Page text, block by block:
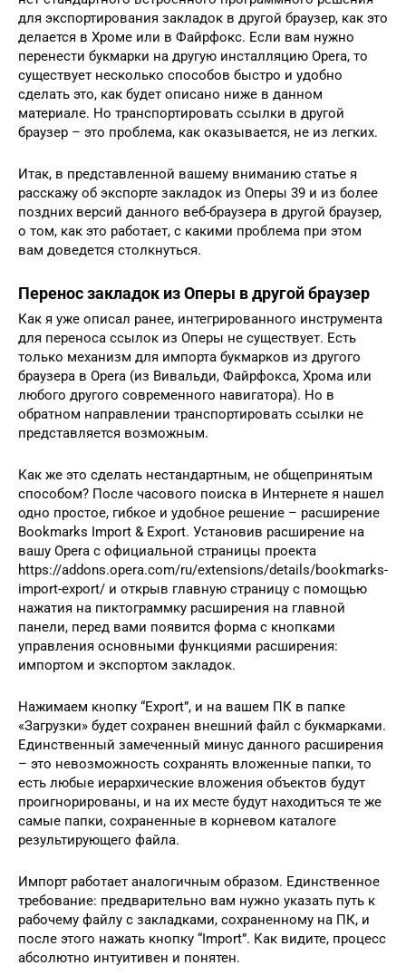
для экспортирования закладок в другой браузер, как это
делается в Хроме или в Файрфокс. Если вам нужно
перенести букмарки на другую инсталляцию Opera, то
существует несколько способов быстро и удобно
сделать это, как будет описано ниже в данном
материале. Но транспортировать ссылки в другой
браузер – это проблема, как оказывается, не из легких.
Итак, в представленной вашему вниманию статье я
расскажу об экспорте закладок из Оперы 39 и из более
поздних версий данного веб-браузера в другой браузер,
о том, как это работает, с какими проблема при этом
вам доведется столкнуться.
Перенос закладок из Оперы в другой браузер
Как я уже описал ранее, интегрированного инструмента
для переноса ссылок из Оперы не существует. Есть
только механизм для импорта букмарков из другого
браузера в Opera (из Вивальди, Файрфокса, Хрома или
любого другого современного навигатора). Но в
обратном направлении транспортировать ссылки не
представляется возможным.
Как же это сделать нестандартным, не общепринятым
способом? После часового поиска в Интернете я нашел
одно простое, гибкое и удобное решение – расширение
Bookmarks Import & Export. Установив расширение на
вашу Opera с официальной страницы проекта
https://addons.opera.com/ru/extensions/details/bookmarks-
import-export/ и открыв главную страницу с помощью
нажатия на пиктограммку расширения на главной
панели, перед вами появится форма с кнопками
управления основными функциями расширения:
импортом и экспортом закладок.
Нажимаем кнопку “Export”, и на вашем ПК в папке
«Загрузки» будет сохранен внешний файл с букмарками.
Единственный замеченный минус данного расширения
– это невозможность сохранять вложенные папки, то
есть любые иерархические вложения объектов будут
проигнорированы, и на их месте будут находиться те же
самые папки, сохраненные в корневом каталоге
результирующего файла.
Импорт работает аналогичным образом. Единственное
требование: предварительно вам нужно указать путь к
рабочему файлу с закладками, сохраненному на ПК, и
после этого нажать кнопку “Import”. Как видите, процесс
абсолютно интуитивен и понятен.